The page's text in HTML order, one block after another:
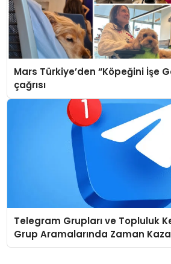
Mars Türkiye’den “Köpeğini İşe
çağrısı
Telegram Grupları ve Topluluk
Grup Aramalarında Zaman